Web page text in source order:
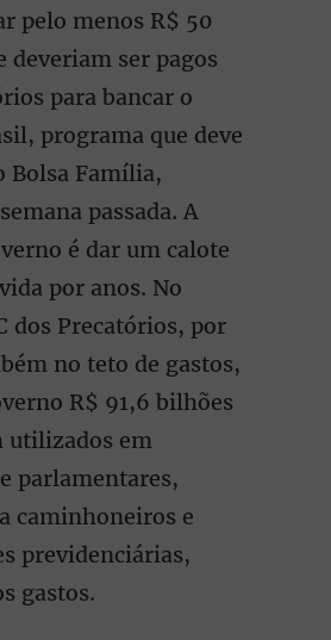
pelo menos R$ 50
deveriam ser pagos
para bancar o
programa que deve
Bolsa Família,
passada. A
é dar um calote
por anos. No
dos Precatórios, por
no teto de gastos,
R$ 91,6 bilhões
utilizados em
parlamentares,
caminhoneiros e
previdenciárias,
gastos.